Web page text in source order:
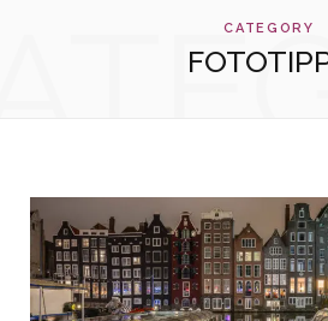
CATEGORY